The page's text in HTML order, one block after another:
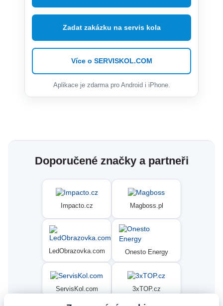
Zadat zakázku na servis kola
Více o SERVISKOL.COM
Aplikace je zdarma pro Android i iPhone.
Doporučené značky a partneři
Impacto.cz Magboss.pl
LedObrazovka.com Onesto Energy
ServisKol.com 3xTOP.cz